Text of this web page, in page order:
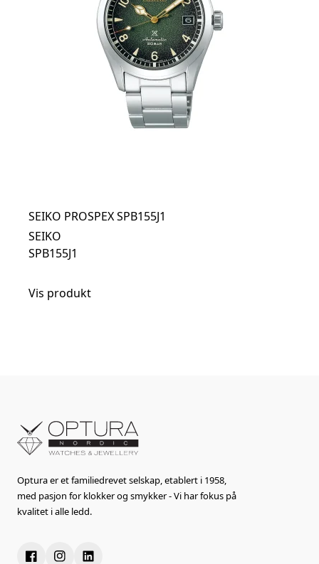
SEIKO PROSPEX SPB155J1
SEIKO
SPB155J1
Vis produkt
Optura er et familiedrevet selskap, etablert i 1958,
med pasjon for klokker og smykker - Vi har fokus på
kvalitet i alle ledd.